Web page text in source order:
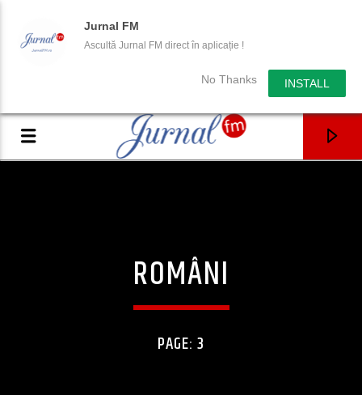
Jurnal FM
Ascultă Jurnal FM direct în aplicație !
No Thanks INSTALL
ROMÂNI
PAGE: 3